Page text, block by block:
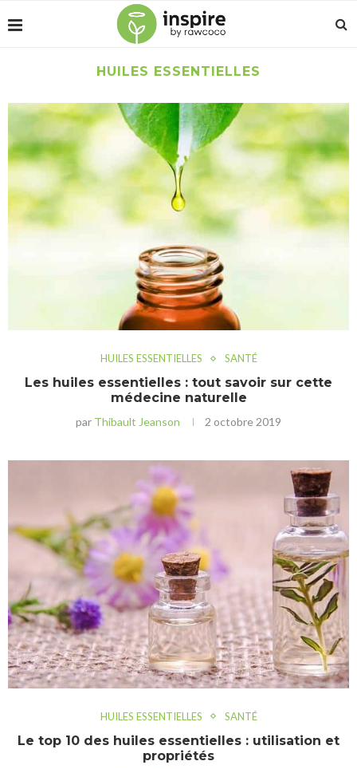
HUILES ESSENTIELLES
HUILES ESSENTIELLES SANTÉ
Les huiles essentielles : tout savoir sur cette
médecine naturelle
par Thibault Jeanson 2 octobre 2019
HUILES ESSENTIELLES SANTÉ
Le top 10 des huiles essentielles : utilisation et
propriétés